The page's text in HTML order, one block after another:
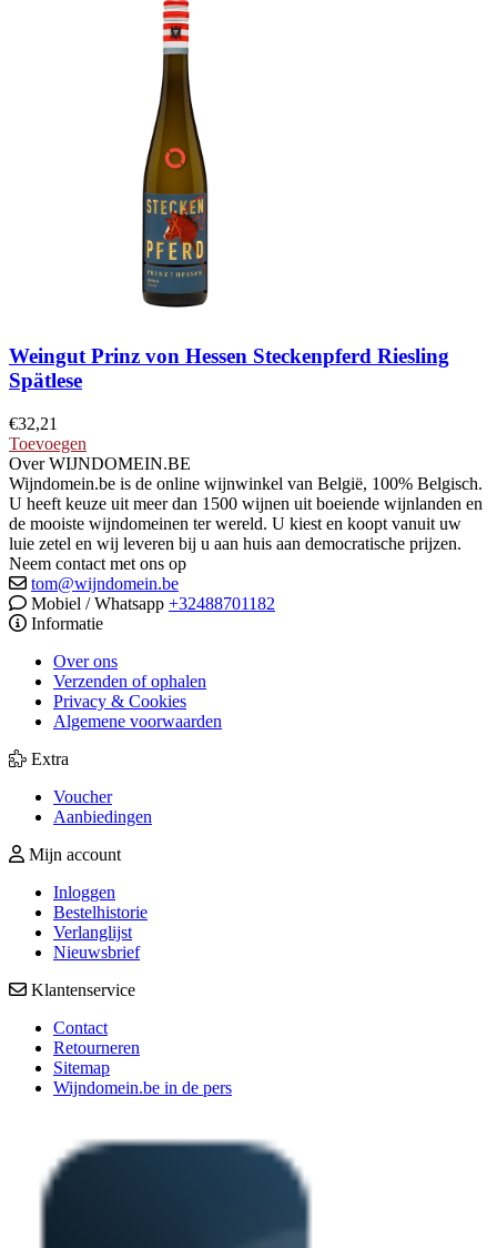
Weingut Prinz von Hessen Steckenpferd Riesling
Spätlese
€32,21
Toevoegen
Over WIJNDOMEIN.BE
Wijndomein.be is de online wijnwinkel van België, 100% Belgisch.
U heeft keuze uit meer dan 1500 wijnen uit boeiende wijnlanden en
de mooiste wijndomeinen ter wereld. U kiest en koopt vanuit uw
luie zetel en wij leveren bij u aan huis aan democratische prijzen.
Neem contact met ons op
tom@wijndomein.be
Mobiel / Whatsapp +32488701182
Informatie
Over ons
Verzenden of ophalen
Privacy & Cookies
Algemene voorwaarden
Extra
Voucher
Aanbiedingen
Mijn account
Inloggen
Bestelhistorie
Verlanglijst
Nieuwsbrief
Klantenservice
Contact
Retourneren
Sitemap
Wijndomein.be in de pers